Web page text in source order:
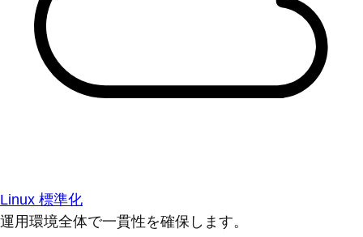
Linux 標準化
運用環境全体で一貫性を確保します。